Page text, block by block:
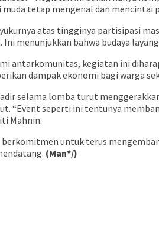
muda tetap mengenal dan mencintai
atas tingginya partisipasi
menunjukkan bahwa budaya
antarkomunitas, kegiatan ini
dampak ekonomi bagi warga
selama lomba turut
“Event seperti ini tentunya
Mahnin.
untuk terus
(Man*/)